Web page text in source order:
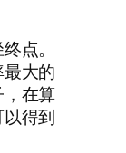
点。
大的
在算
得到